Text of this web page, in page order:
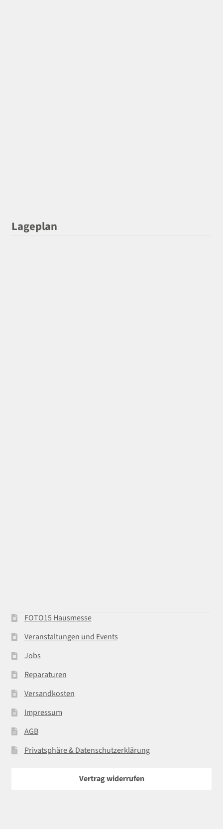
Lageplan
FOTO15 Hausmesse
Veranstaltungen und Events
Jobs
Reparaturen
Versandkosten
Impressum
AGB
Privatsphäre & Datenschutzerklärung
Vertrag widerrufen